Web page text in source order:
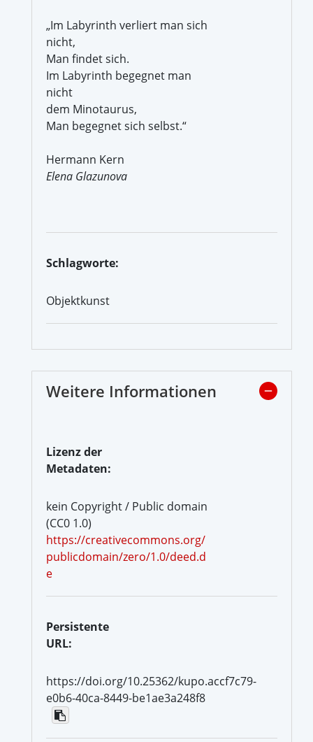
„Im Labyrinth verliert man sich
nicht,
Man findet sich.
Im Labyrinth begegnet man
nicht
dem Minotaurus,
Man begegnet sich selbst.“
Hermann Kern
Elena Glazunova
Schlagworte:
Objektkunst
Weitere Informationen
Lizenz der
Metadaten:
kein Copyright / Public domain
(CC0 1.0)
https://creativecommons.org/
publicdomain/zero/1.0/deed.d
e
Persistente
URL:
https://doi.org/10.25362/kupo.accf7c79-
e0b6-40ca-8449-be1ae3a248f8